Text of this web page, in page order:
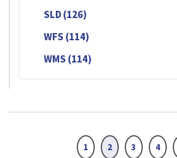
SLD (126)
WFS (114)
WMS (114)
1 2 3 4